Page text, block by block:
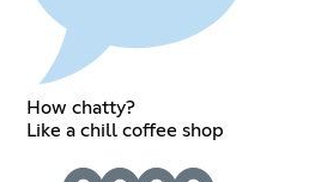
How chatty?
Like a chill coffee shop